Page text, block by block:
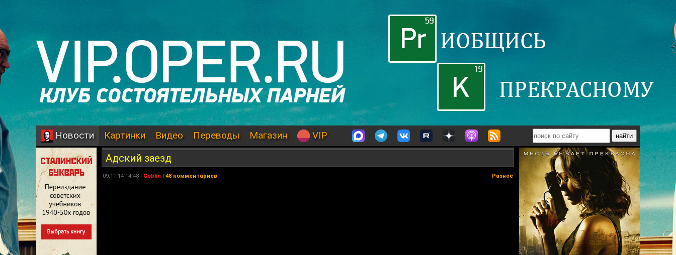
Новости Картинки Видео Переводы Магазин VIP
Адский заезд
09.11.14 14:48 | Goblin | 48 комментариев Разное